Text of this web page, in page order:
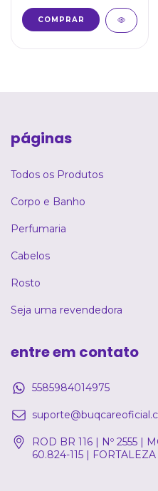
páginas
Todos os Produtos
Corpo e Banho
Perfumaria
Cabelos
Rosto
Seja uma revendedora
entre em contato
5585984014975
ROD BR 116 | Nº 2555 |
60.824-115 | FORTALEZA